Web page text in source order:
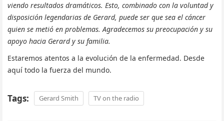
viendo resultados dramáticos. Esto, combinado con la voluntad y
disposición legendarias de Gerard, puede ser que sea el cáncer
quien se metió en problemas. Agradecemos su preocupación y su
apoyo hacia Gerard y su familia.
Estaremos atentos a la evolución de la enfermedad. Desde
aquí todo la fuerza del mundo.
Tags: Gerard Smith TV on the radio